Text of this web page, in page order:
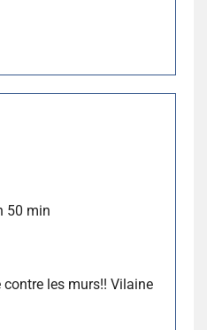
50 min
les murs!! Vilaine